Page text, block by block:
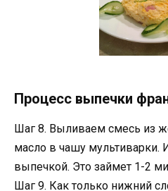
Процесс выпечки
Шаг 8. Выливаем смесь из
масло в чашу мультиварки.
выпечкой. Это займет 1-2
Шаг 9. Как только нижний